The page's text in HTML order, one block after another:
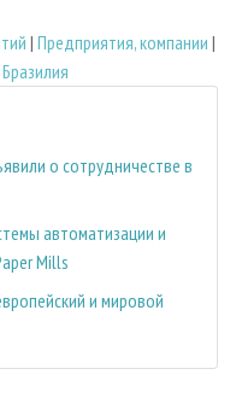
| Предприятия, компании |
Бразилия
о сотрудничестве в
автоматизации и
Mills
и мировой